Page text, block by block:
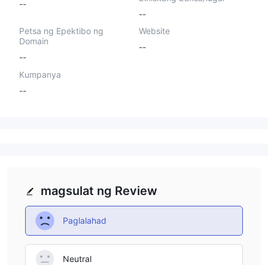
--
--
Petsa ng Epektibo ng
Domain
--
Website
--
Kumpanya
--
magsulat ng Review
Paglalahad
Neutral